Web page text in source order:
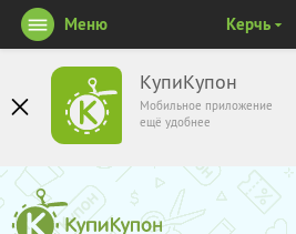
КупиКупон
Мобильное приложение
ещё удобнее
Меню Керчь